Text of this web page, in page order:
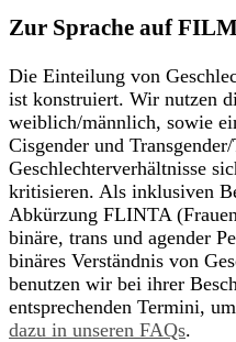
Zur Sprache auf
Die Einteilung von
ist konstruiert. Wir nutzen
weiblich/männlich, sowie
Cisgender und
Geschlechterverhältnisse
kritisieren. Als inklusiven
Abkürzung FLINTA
binäre, trans und agender
binäres Verständnis von
benutzen wir bei ihrer
entsprechenden Termini,
dazu in unseren FAQs.